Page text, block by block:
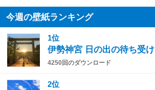
今週の壁紙ランキング
1位
伊勢神宮 日の出の待ち受け
4250回のダウンロード
2位